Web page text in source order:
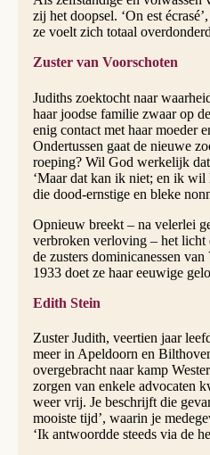
zij het doopsel. ‘On est
ze voelt zich totaal
Zuster van Voorschoten
Judiths zoektocht naar
haar joodse familie zwaar op
enig contact met haar moeder
Ondertussen gaat de nieuwe
roeping? Wil God werkelijk
‘Maar dat kan ik niet; en ik
die dood-ernstige en bleke
Opnieuw breekt – na velerlei
verbroken verloving – het licht
de zusters dominicanessen
1933 doet ze haar eeuwige
Edith Stein
Zuster Judith, veertien jaar
meer in Apeldoorn en
overgebracht naar kamp
zorgen van enkele advocaten
weer vrij. Je beschrijft die
mooiste tijd’, waarin je
‘Ik antwoordde steeds via de